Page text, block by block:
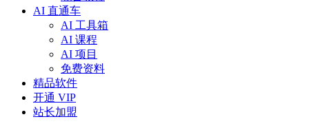
AI 直通车
AI 工具箱
AI 课程
AI 项目
免费资料
精品软件
开通 VIP
站长加盟